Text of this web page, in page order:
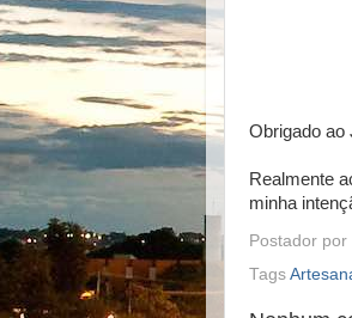
Obrigado ao
Realmente
minha
Postador por
Tags